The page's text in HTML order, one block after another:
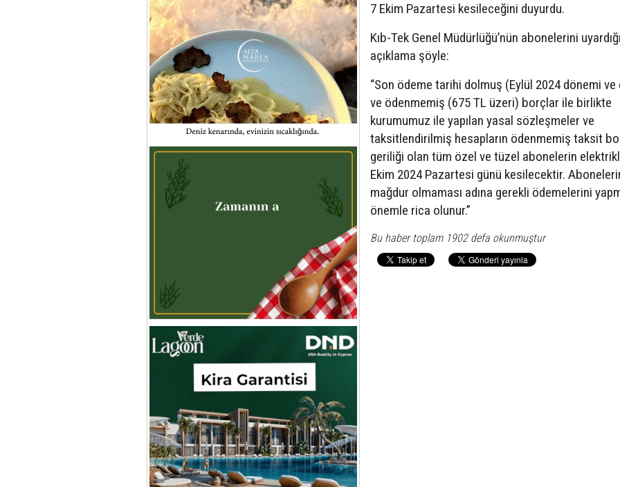
7 Ekim Pazartesi kesileceğini duyurdu.
Kıb-Tek Genel Müdürlüğü’nün abonelerini uyardığı
açıklama şöyle:
“Son ödeme tarihi dolmuş (Eylül 2024 dönemi
ve ödenmemiş (675 TL üzeri) borçlar ile birlikte
kurumumuz ile yapılan yasal sözleşmeler ve
taksitlendirilmiş hesapların ödenmemiş taksit
geriliği olan tüm özel ve tüzel abonelerin
Ekim 2024 Pazartesi günü kesilecektir.
mağdur olmaması adına gerekli ödemelerini
önemle rica olunur.”
Bu haber toplam 1902 defa okunmuştur